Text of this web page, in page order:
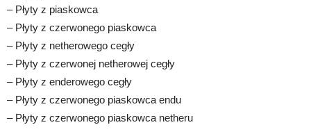
– Płyty z piaskowca
– Płyty z czerwonego piaskowca
– Płyty z netherowego cegły
– Płyty z czerwonej netherowej cegły
– Płyty z enderowego cegły
– Płyty z czerwonego piaskowca endu
– Płyty z czerwonego piaskowca netheru